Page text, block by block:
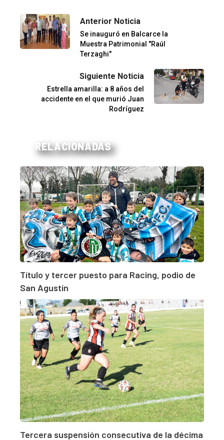
Anterior Noticia
Se inauguró en Balcarce la
Muestra Patrimonial "Raúl
Terzaghi"
Siguiente Noticia
Estrella amarilla: a 8 años del
accidente en el que murió Juan
Rodríguez
RELACIONADAS
Título y tercer puesto para Racing, podio de
San Agustín
Tercera suspensión consecutiva de la décima